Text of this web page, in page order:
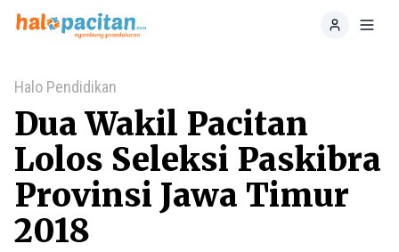
Home
Halo Pendidikan
Dua Wakil Pacitan
Lolos Seleksi Paskibra
Provinsi Jawa Timur
2018